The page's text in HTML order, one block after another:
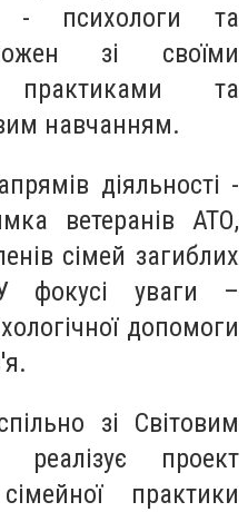
- психологи та
зі своїми
практиками та
навчанням.
діяльності -
ветеранів АТО,
сімей загиблих
фокусі уваги –
допомоги
зі Світовим
проект
практики